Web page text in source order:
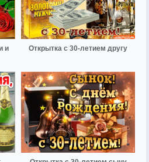
и
Открытка с 30-летием другу